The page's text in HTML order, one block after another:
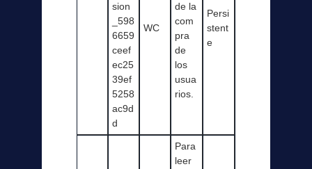
sion
_598
6659
ceef
ec25
39ef
5258
ac9d
d
WC
de la
com
pra
de
los
usua
rios.
Persi
stent
e
Para
leer